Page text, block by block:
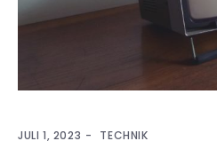
JULI 1, 2023 TECHNIK